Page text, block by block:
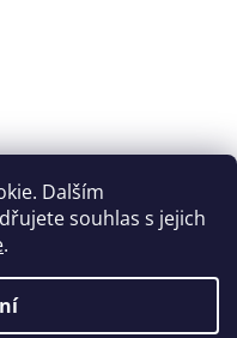
Dalším
souhlas s jejich
.